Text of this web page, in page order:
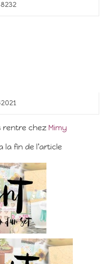
rentre chez Mimy
la fin de l’article